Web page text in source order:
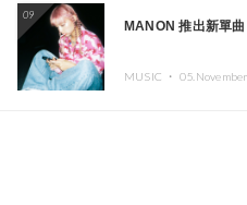
09
MANON 推出新單曲
MUSIC ・